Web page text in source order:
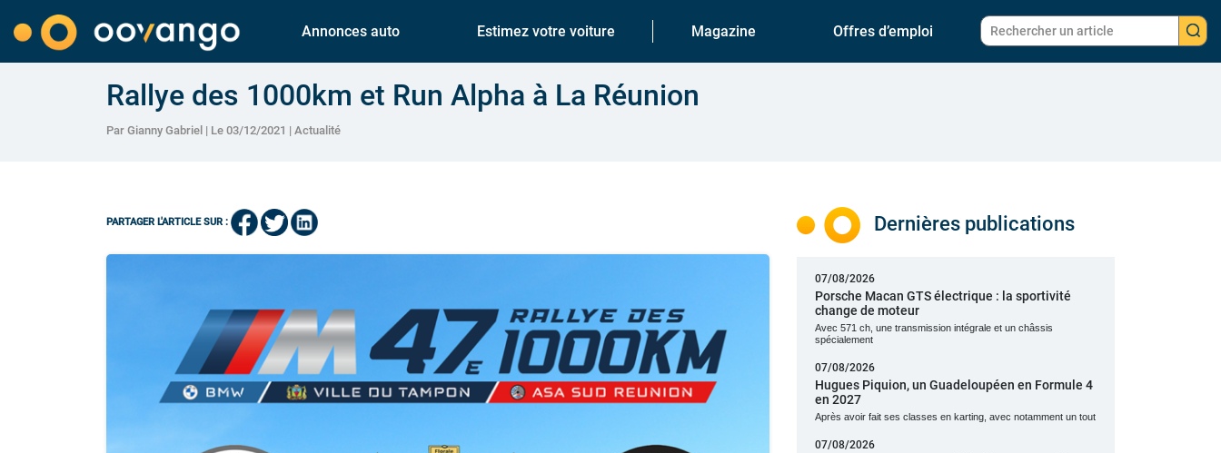
Annonces auto Estimez votre voiture Magazine Offres d’emploi
Rallye des 1000km et Run Alpha à La Réunion
Par Gianny Gabriel | Le 03/12/2021 | Actualité
PARTAGER L'ARTICLE SUR : Dernières publications
07/08/2026
Porsche Macan GTS électrique : la sportivité
change de moteur
Avec 571 ch, une transmission intégrale et un châssis
spécialement
07/08/2026
Hugues Piquion, un Guadeloupéen en Formule 4
en 2027
Après avoir fait ses classes en karting, avec notamment un tout
07/08/2026